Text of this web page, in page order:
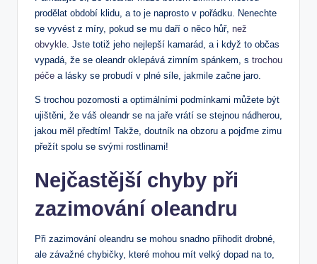
prodělat⁢ období klidu,⁢ a to je⁣ naprosto⁢ v pořádku. Nenechte
se vyvést z míry, pokud se ‍mu daří o ⁤něco hůř,⁣ než
obvykle. Jste⁣ totiž jeho ⁣nejlepší kamarád, a i ⁣když to občas
vypadá, že‍ se ⁢oleandr oklepává zimním spánkem, s trochou
péče a lásky se probudí⁣ v plné síle, jakmile ​začne ⁢jaro.
S trochou pozornosti a ​optimálními podmínkami můžete být
ujištěni, že váš oleandr ⁢se na jaře vrátí se stejnou nádherou,
‌jakou měl předtím! Takže, doutník na obzoru a pojďme zimu
přežít ​spolu se​ svými rostlinami!
Nejčastější chyby při
zazimování oleandru
Při zazimování oleandru se mohou snadno ⁣přihodit ​drobné,
ale závažné chybičky, které mohou mít ⁣velký dopad‍ na to,